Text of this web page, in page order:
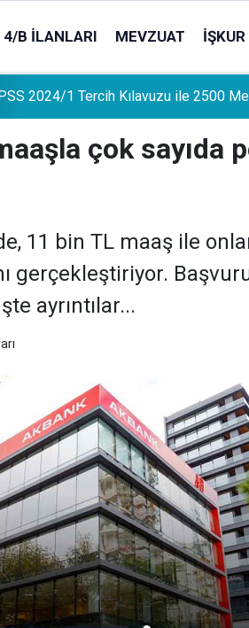
4/B İLANLARI MEVZUAT
Mevduat Sahipleri İçin Önemli Gelişme:
çok sayıda
11 bin TL maaş ile
gerçekleştiriyor.
ayrıntılar...